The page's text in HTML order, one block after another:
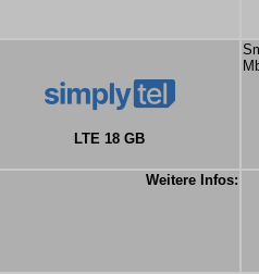
LTE 18 GB
Weitere Infos: